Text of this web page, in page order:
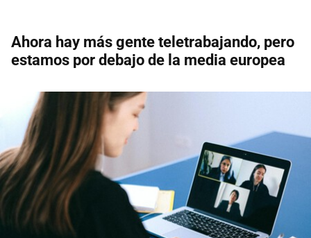
Ahora hay más gente teletrabajando, pero
estamos por debajo de la media europea